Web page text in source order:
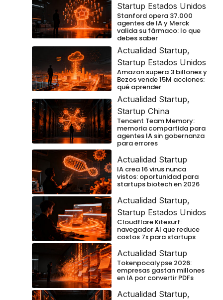
Startup Estados Unidos
Stanford opera 37.000
agentes de IA y Merck
valida su fármaco: lo que
debes saber
Actualidad Startup,
Startup Estados Unidos
Amazon supera 3 billones y
Bezos vende 15M acciones:
qué aprender
Actualidad Startup,
Startup China
Tencent Team Memory:
memoria compartida para
agentes IA sin gobernanza
para errores
Actualidad Startup
IA crea 16 virus nunca
vistos: oportunidad para
startups biotech en 2026
Actualidad Startup,
Startup Estados Unidos
Cloudflare Kitesurf:
navegador AI que reduce
costos 7x para startups
Actualidad Startup
Tokenpocalypse 2026:
empresas gastan millones
en IA por convertir PDFs
Actualidad Startup,